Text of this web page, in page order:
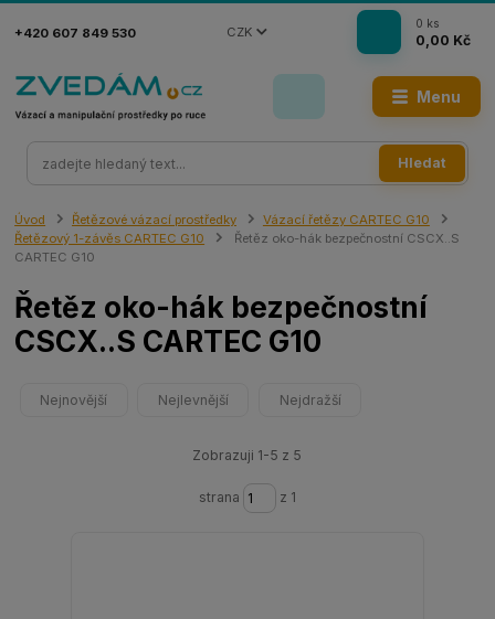
Menu
CZK
Hledat
+420 607 849 530
0 ks
0,00 Kč
Úvod Řetězové vázací prostředky
Vázací řetězy CARTEC G10
Řetězový 1-závěs CARTEC G10
Řetěz oko-hák bezpečnostní CSCX..S
CARTEC G10
Řetěz oko-hák bezpečnostní
CSCX..S CARTEC G10
Nejnovější Nejlevnější Nejdražší
Zobrazuji 1-5 z 5
strana z 1